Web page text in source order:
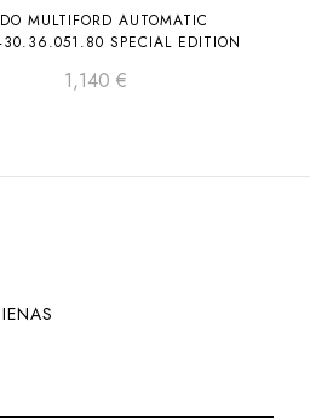
MULTIFORD AUTOMATIC
SPECIAL EDITION
1,140 €